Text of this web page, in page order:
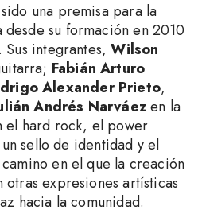
una premisa para la
su formación en 2010
Sus integrantes,Wilson
Fabián Arturo
Alexander Prieto,
Andrés Narváezen la
el hard rock, el power
un sello de identidad y el
en el que la creación
otras expresiones artísticas
hacia la comunidad.